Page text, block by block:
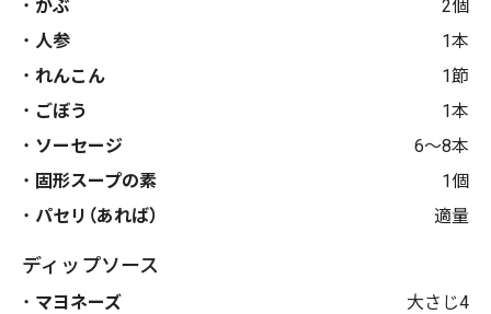
かぶ
2個
人参
1本
れんこん
1節
ごぼう
1本
ソーセージ
6～8本
固形スープの素
1個
パセリ（あれば）
適量
ディップソース
マヨネーズ
大さじ4